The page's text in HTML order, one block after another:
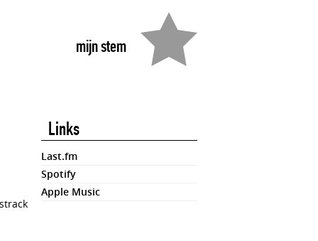
mijn stem
Links
Last.fm
Spotify
Apple Music